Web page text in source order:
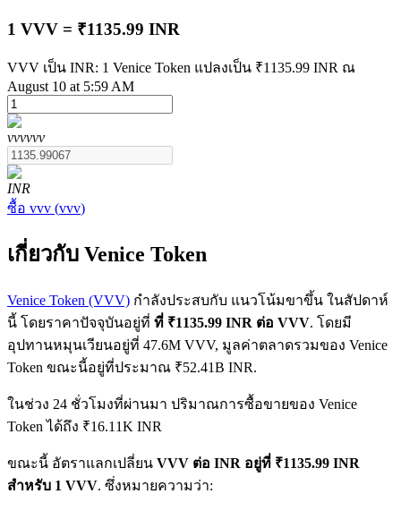
ฟิวเจอร์ส USDT
ฟิวเจอร์สที่ใช้ USDT เป็นหลักประกัน
ฟิวเจอร์ส COIN-M
ฟิวเจอร์สสกุลเงินดิจิทัล
TradFi
อนุพันธ์ของหุ้น ฟอเร็กซ์ โลหะมีค่า และสินค้าโภคภัณฑ์
1 VVV = ₹1135.99 INR
VVV เป็น INR: 1 Venice Token แปลงเป็น ₹1135.99 INR ณ
August 10 at 5:59 AM
vvvvvv
INR
ซื้อ vvv (vvv)
เกี่ยวกับ Venice Token
Venice Token (VVV) กำลังประสบกับ แนวโน้มขาขึ้น ในสัปดาห์
นี้ โดยราคาปัจจุบันอยู่ที่ ที่ ₹1135.99 INR ต่อ VVV. โดยมี
อุปทานหมุนเวียนอยู่ที่ 47.6M VVV, มูลค่าตลาดรวมของ Venice
Token ขณะนี้อยู่ที่ประมาณ ₹52.41B INR.
ในช่วง 24 ชั่วโมงที่ผ่านมา ปริมาณการซื้อขายของ Venice
Token ได้ถึง ₹16.11K INR
ขณะนี้ อัตราแลกเปลี่ยน VVV ต่อ INR อยู่ที่ ₹1135.99 INR
สำหรับ 1 VVV. ซึ่งหมายความว่า: